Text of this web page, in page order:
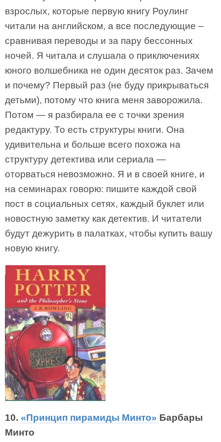
взрослых, которые первую книгу Роулинг
читали на английском, а все последующие –
сравнивая переводы и за пару бессонных
ночей. Я читала и слушала о приключениях
юного волшебника не один десяток раз. Зачем
и почему? Первый раз (не буду прикрываться
детьми), потому что книга меня заворожила.
Потом — я разбирала ее с точки зрения
редактуру. То есть структуры книги. Она
удивительна и больше всего похожа на
структуру детектива или сериала —
оторваться невозможно. Я и в своей книге, и
на семинарах говорю: пишите каждой свой
пост в социальных сетях, каждый буклет или
новостную заметку как детектив. И читатели
будут дежурить в палатках, чтобы купить вашу
новую книгу.
10. «Принцип пирамиды Минто» Барбары
Минто